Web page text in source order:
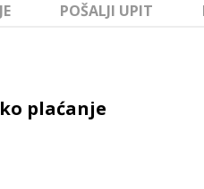
POŠALJI UPIT
plaćanje